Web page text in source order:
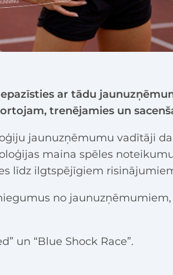
ar tādu
trenējamies un
jaunuzņēmumu vadītāji
maina spēles
līdz ilgtspējīgiem
no
un “Blue Shock Race”.